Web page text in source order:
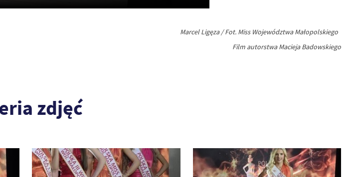
Marcel Ligęza / Fot. Miss Województwa Małopolskiego
Film autorstwa Macieja Badowskiego
zdjęć